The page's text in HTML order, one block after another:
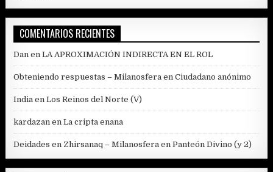
COMENTARIOS RECIENTES
Dan enLA APROXIMACIÓN INDIRECTA EN EL ROL
Obteniendo respuestas – Milanosfera enCiudadano anónimo
India enLos Reinos del Norte (V)
kardazan enLa cripta enana
Deidades en Zhirsanaq – Milanosfera enPanteón Divino (y 2)